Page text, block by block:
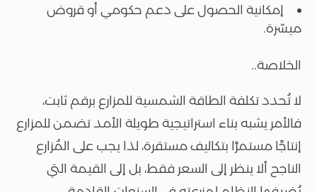
إمكانية الحصول على دعم حكومي أو قروض
ميسّرة.
الخلاصة..
لا تُحدد تكلفة الطاقة الشمسية للمزارع برقم ثابت،
فالأمر يشبه بناء استراتيجية طويلة الأمد تضمن للمزارع
إنتاجًا مستمرًا بتكاليف مستقرة، لذا يجب على المُزارع
الناجح ألا ينظر إلى السعر فقط، بل إلى القيمة التي